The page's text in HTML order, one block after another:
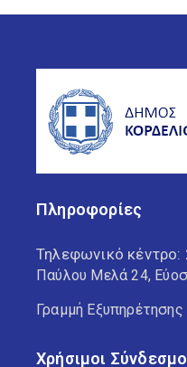
Πληροφορίες
Τηλεφωνικό κέντρο:
Παύλου Μελά 24,
Γραμμή
Χρήσιμοι